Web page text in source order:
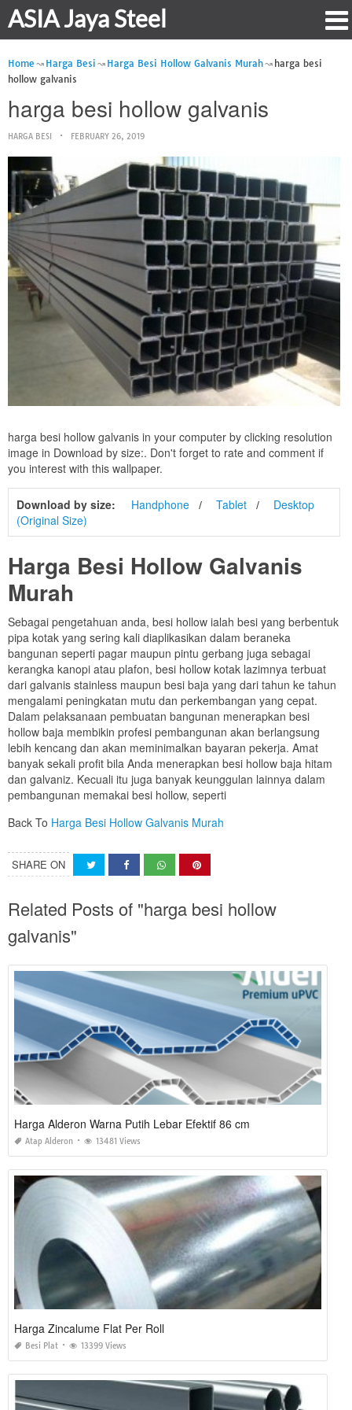
ASIA Jaya Steel
Home Harga Besi Harga Besi Hollow Galvanis Murah
harga besi
hollow galvanis
harga besi hollow galvanis
HARGA BESI FEBRUARY 26, 2019
harga besi hollow galvanis in your computer by clicking resolution
image in Download by size:. Don't forget to rate and comment if
you interest with this wallpaper.
Download by size: Handphone Tablet
Desktop
(Original Size)
Harga Besi Hollow Galvanis
Murah
Sebagai pengetahuan anda, besi hollow ialah besi yang berbentuk
pipa kotak yang sering kali diaplikasikan dalam beraneka
bangunan seperti pagar maupun pintu gerbang juga sebagai
kerangka kanopi atau plafon, besi hollow kotak lazimnya terbuat
dari galvanis stainless maupun besi baja yang dari tahun ke tahun
mengalami peningkatan mutu dan perkembangan yang cepat.
Dalam pelaksanaan pembuatan bangunan menerapkan besi
hollow baja membikin profesi pembangunan akan berlangsung
lebih kencang dan akan meminimalkan bayaran pekerja. Amat
banyak sekali profit bila Anda menerapkan besi hollow baja hitam
dan galvaniz. Kecuali itu juga banyak keunggulan lainnya dalam
pembangunan memakai besi hollow, seperti
Back To Harga Besi Hollow Galvanis Murah
SHARE ON
Related Posts of "harga besi hollow
galvanis"
Harga Alderon Warna Putih Lebar Efektif 86 cm
Atap Alderon 13481 Views
Harga Zincalume Flat Per Roll
Besi Plat 13399 Views